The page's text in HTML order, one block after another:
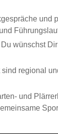
und
wünschst
regional
und